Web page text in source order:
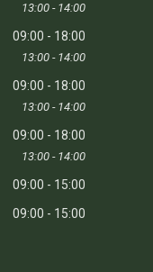
13:00 14:00
09:00 18:00
13:00 14:00
09:00 18:00
13:00 14:00
09:00 18:00
13:00 14:00
09:00
15:00
09:00 15:00